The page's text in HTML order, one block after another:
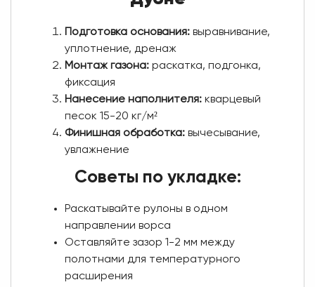
Подготовка основания:выравнивание,
уплотнение, дренаж
Монтаж газона:раскатка, подгонка,
фиксация
Нанесение наполнителя:кварцевый
песок 15-20 кг/м²
Финишная обработка:вычесывание,
увлажнение
Советы по укладке:
Раскатывайте рулоны в одном
направлении ворса
Оставляйте зазор 1-2 мм между
полотнами для температурного
расширения